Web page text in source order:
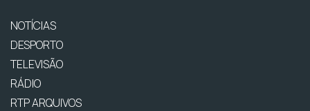
NOTÍCIAS
DESPORTO
TELEVISÃO
RÁDIO
RTP ARQUIVOS